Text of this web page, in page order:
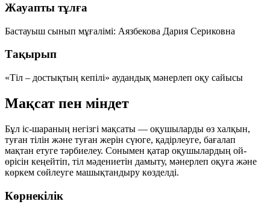
Жауапты тұлға
Бастауыш сынып мұғалімі: Аязбекова Дария Сериковна
Тақырып
«Тіл – достықтың кепілі» аудандық мәнерлеп оқу сайысы
Мақсат пен міндет
Бұл іс-шараның негізгі мақсаты — оқушыларды өз халқын,
туған тілін және туған жерін сүюге, қадірлеуге, бағалап
мақтан етуге тәрбиелеу. Сонымен қатар оқушылардың ой-
өрісін кеңейтіп, тіл мәдениетін дамыту, мәнерлеп оқуға және
көркем сөйлеуге машықтандыру көзделді.
Көрнекілік